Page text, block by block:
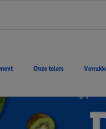
Onze telers